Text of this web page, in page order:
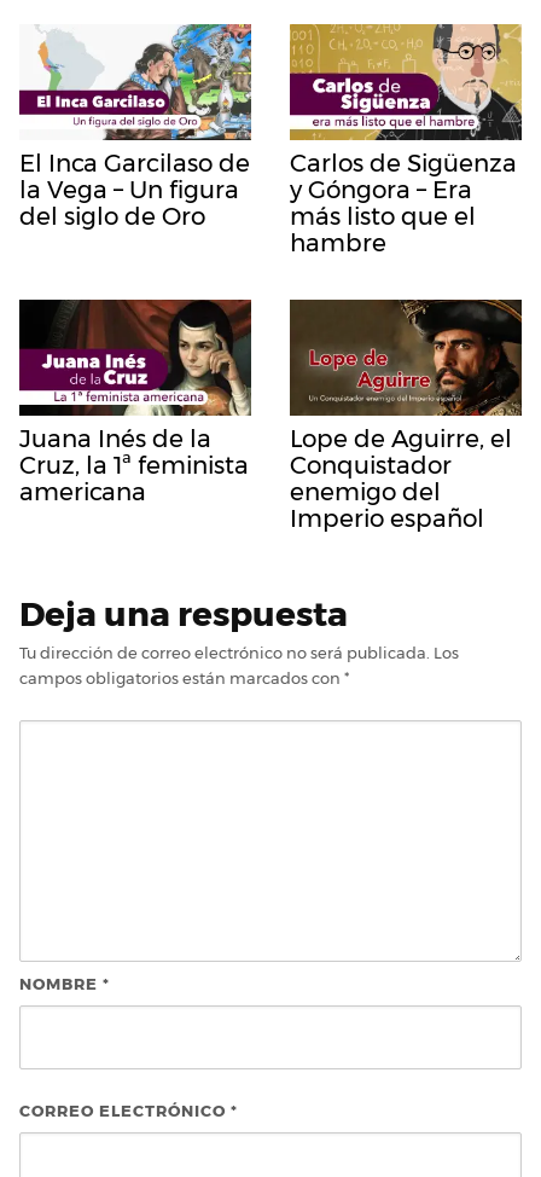
El Inca Garcilaso de
la Vega – Un figura
del siglo de Oro
Carlos de Sigüenza
y Góngora – Era
más listo que el
hambre
Juana Inés de la
Cruz, la 1ª feminista
americana
Lope de Aguirre, el
Conquistador
enemigo del
Imperio español
Deja una respuesta
Tu dirección de correo electrónico no será publicada. Los
campos obligatorios están marcados con *
NOMBRE *
CORREO ELECTRÓNICO *